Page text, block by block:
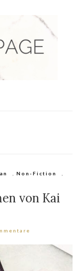
Non-Fiction
von Kai